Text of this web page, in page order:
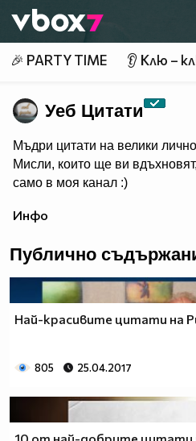
👾
🎉 PARTY TIME 👂 Клю –
Уеб Цитати
Мъдри цитати на велики
Мисли, които ще ви
само в моя канал :)
Инфо
Публично
Най-красивите цитати на
805 25.04.2017
10 от най-добрите цитати